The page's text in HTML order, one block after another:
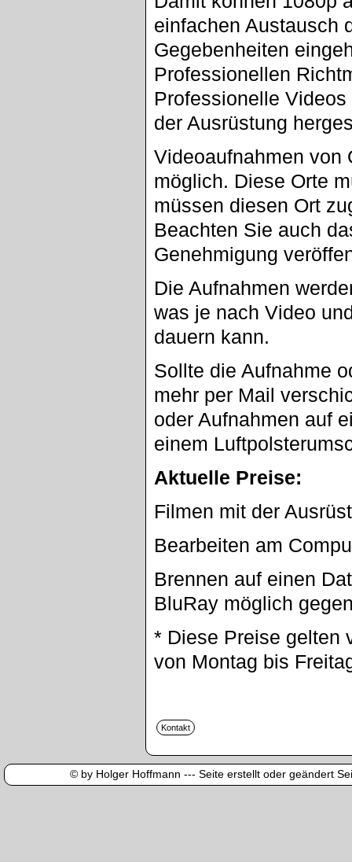
einfachen Austausch
Gegebenheiten
Professionellen
Professionelle
der Ausrüstung
Videoaufnahmen von
möglich. Diese Orte
müssen diesen Ort
Beachten Sie auch
Genehmigung
Die Aufnahmen
was je nach Video
dauern kann.
Sollte die Aufnahme
mehr per Mail
oder Aufnahmen auf
einem
Aktuelle Preise:
Filmen mit der
Bearbeiten am
Brennen auf einen
BluRay möglich
* Diese Preise gelten
von Montag bis
© by Holger Hoffmann --- Seite erstellt oder geändert